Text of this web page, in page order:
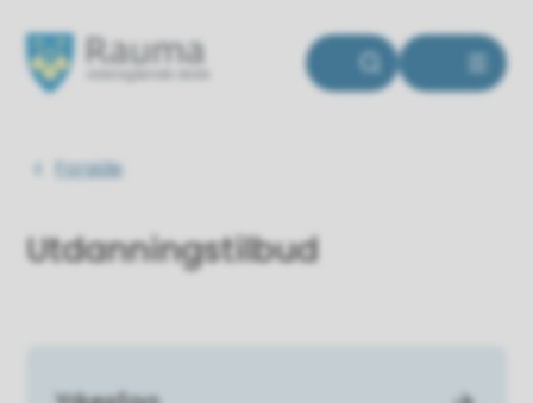
Rauma videregående skole
Du er her:
Forside
Utdanningstilbud